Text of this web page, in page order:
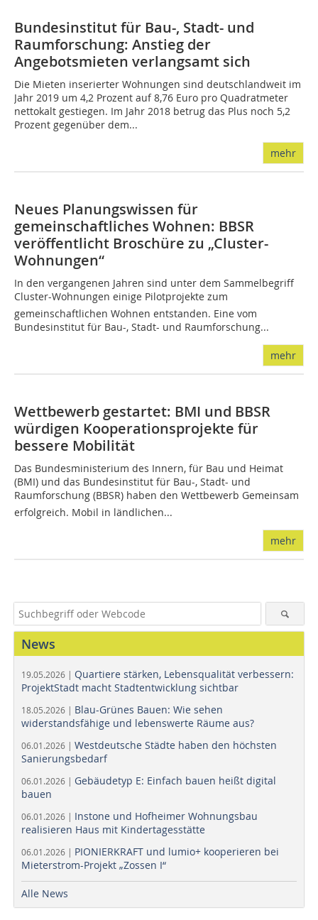
Bundesinstitut für Bau-, Stadt- und
Raumforschung: Anstieg der
Angebotsmieten verlangsamt sich
Die Mieten inserierter Wohnungen sind deutschlandweit im
Jahr 2019 um 4,2 Prozent auf 8,76 Euro pro Quadratmeter
nettokalt gestiegen. Im Jahr 2018 betrug das Plus noch 5,2
Prozent gegenüber dem...
mehr
Neues Planungswissen für
gemeinschaftliches Wohnen: BBSR
veröffentlicht Broschüre zu „Cluster-
Wohnungen“
In den vergangenen Jahren sind unter dem Sammelbegriff
Cluster-Wohnungen einige Pilotprojekte zum
gemeinschaftlichen Wohnen entstanden. Eine vom
Bundesinstitut für Bau-, Stadt- und Raumforschung...
mehr
Wettbewerb gestartet: BMI und BBSR
würdigen Kooperationsprojekte für
bessere Mobilität
Das Bundesministerium des Innern, für Bau und Heimat
(BMI) und das Bundesinstitut für Bau-, Stadt- und
Raumforschung (BBSR) haben den Wettbewerb Gemeinsam
erfolgreich. Mobil in ländlichen...
mehr
News
19.05.2026 | Quartiere stärken, Lebensqualität verbessern:
ProjektStadt macht Stadtentwicklung sichtbar
18.05.2026 | Blau-Grünes Bauen: Wie sehen
widerstandsfähige und lebenswerte Räume aus?
06.01.2026 | Westdeutsche Städte haben den höchsten
Sanierungsbedarf
06.01.2026 | Gebäudetyp E: Einfach bauen heißt digital
bauen
06.01.2026 | Instone und Hofheimer Wohnungsbau
realisieren Haus mit Kindertagesstätte
06.01.2026 | PIONIERKRAFT und lumio+ kooperieren bei
Mieterstrom-Projekt „Zossen I“
Alle News